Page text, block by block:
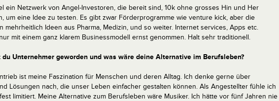
ein Netzwerk von Angel-Investoren, die bereit sind, 10k ohne grosses Hin und Her
um eine Idee zu testen. Es gibt zwar Förderprogramme wie venture kick, aber die
mehrheitlich Ideen aus Pharma, Medizin, und so weiter. Internet services, Apps etc.
mit einem ganz klarem Businessmodell ernst genommen. Halt sehr traditionell.
du Unternehmer geworden und was wäre deine Alternative im Berufsleben?
ist meine Faszination für Menschen und deren Alltag. Ich denke gerne über
Lösungen nach, die unser Leben einfacher gestalten können. Als Angestellter fühle ich
limitiert. Meine Alternative zum Berufsleben wäre Musiker. Ich hätte vor fünf Jahren nie